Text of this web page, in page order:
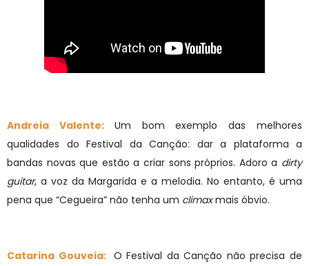
Andreia Valente: Um bom exemplo das melhores
qualidades do Festival da Canção: dar a plataforma a
bandas novas que estão a criar sons próprios. Adoro a dirty
guitar, a voz da Margarida e a melodia. No entanto, é uma
pena que “Cegueira” não tenha um climaxmais óbvio.
Catarina Gouveia: O Festival da Canção não precisa de